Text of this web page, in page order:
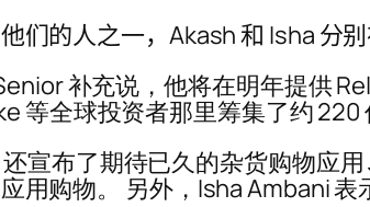
们的人之一，Akash 和 Isha 分
补充说，他将在明年提供
等全球投资者那里筹集了约 220
宣布了期待已久的杂货购物应
用购物。 另外，Isha Ambani